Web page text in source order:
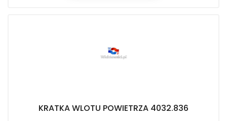
KRATKA WLOTU POWIETRZA 4032.836